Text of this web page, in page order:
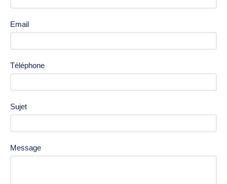
Email
Téléphone
Sujet
Message